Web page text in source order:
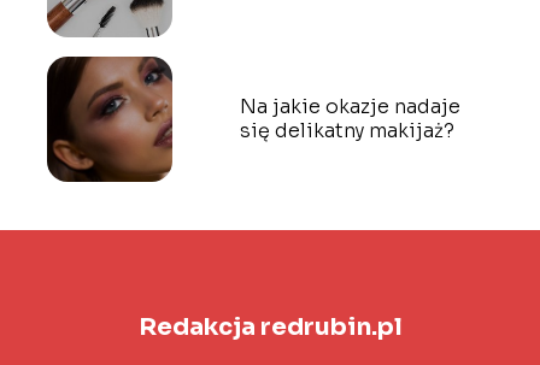
Na jakie okazje nadaje
się delikatny makijaż?
Redakcja redrubin.pl